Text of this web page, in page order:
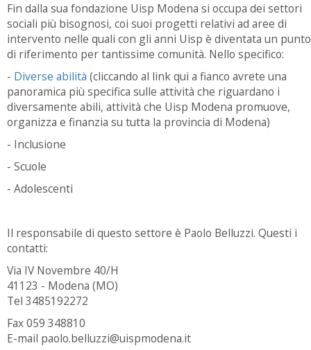
Fin dalla sua fondazione Uisp Modena si occupa dei settori
sociali più bisognosi, coi suoi progetti relativi ad aree di
intervento nelle quali con gli anni Uisp è diventata un punto
di riferimento per tantissime comunità. Nello specifico:
- Diverse abilità (cliccando al link qui a fianco avrete una
panoramica più specifica sulle attività che riguardano i
diversamente abili, attività che Uisp Modena promuove,
organizza e finanzia su tutta la provincia di Modena)
- Inclusione
- Scuole
- Adolescenti
Il responsabile di questo settore è Paolo Belluzzi. Questi i
contatti:
Via IV Novembre 40/H
41123 - Modena (MO)
Tel 3485192272
Fax 059 348810
E-mail paolo.belluzzi@uispmodena.it